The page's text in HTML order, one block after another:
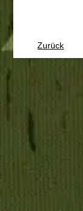
Zurück